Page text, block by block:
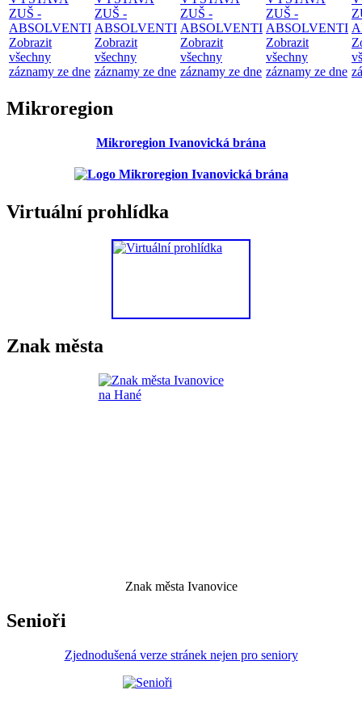
ZUŠ -
ABSOLVENTI
Zobrazit
všechny
záznamy ze dne
ZUŠ -
ABSOLVENTI
Zobrazit
všechny
záznamy ze dne
ZUŠ -
ABSOLVENTI
Zobrazit
všechny
záznamy ze dne
ZUŠ -
ABSOLVENTI
Zobrazit
všechny
záznamy ze dne
Mikroregion
Mikroregion Ivanovická brána
Virtuální prohlídka
Znak města
Znak města Ivanovice
Senioři
Zjednodušená verze stránek nejen pro seniory